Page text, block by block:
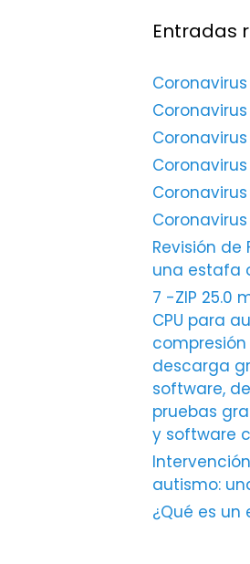
Entradas
Revisión de
una estafa
7 -ZIP 25.0
CPU para
descarga
software,
pruebas
y software
autismo:
¿Qué es un